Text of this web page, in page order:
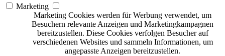
Marketing
Marketing Cookies werden für Werbung verwendet, um
Besuchern relevante Anzeigen und Marketingkampagnen
bereitzustellen. Diese Cookies verfolgen Besucher auf
verschiedenen Websites und sammeln Informationen, um
angepasste Anzeigen bereitzustellen.